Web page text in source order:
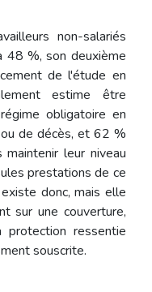
non-salariés
48 %, son deuxième
de l'étude en
estime être
obligatoire en
de décès, et 62 %
leur niveau
prestations de ce
donc, mais elle
sur une couverture,
ressentie
souscrite.